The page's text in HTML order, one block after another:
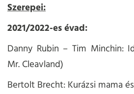
Szerepei:
2021/2022-es évad:
Danny Rubin – Tim Minchin:
Mr. Cleavland)
Bertolt Brecht: Kurázsi mama